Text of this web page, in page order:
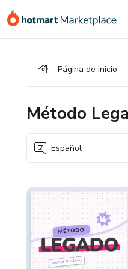
Página de inicio
Método
Español